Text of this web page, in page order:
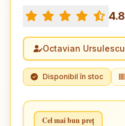
4.8
Octavian Ursulescu
Disponibil în stoc
Cel mai bun preț